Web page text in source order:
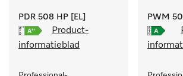
PDR 508 HP [EL]
Product-
informatieblad
PWM